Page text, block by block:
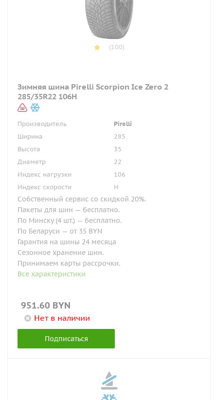
(100)
Зимняя шина Pirelli Scorpion Ice Zero 2
285/35R22 106H
Производитель
Pirelli
Ширина
285
Высота
35
Диаметр
22
Индекс нагрузки
106
Индекс скорости
H
Собственный сервис со скидкой 20%.
Пакеты для шин — бесплатно.
По Минску (4 шт.) — бесплатно.
По Беларуси — от 35 BYN
Гарантия на шины 24 месяца
Сезонное хранение шин.
Принимаем карты рассрочки.
Все характеристики
951.60 BYN
Нет в наличии
Подписаться